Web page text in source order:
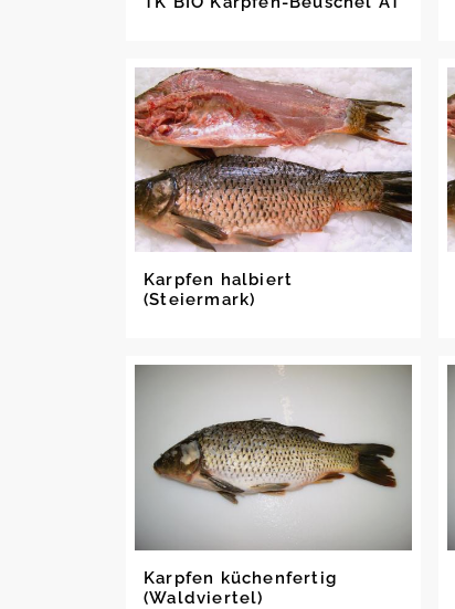
Karpfen halbiert
(Steiermark)
Karpfen küchenfertig
(Waldviertel)